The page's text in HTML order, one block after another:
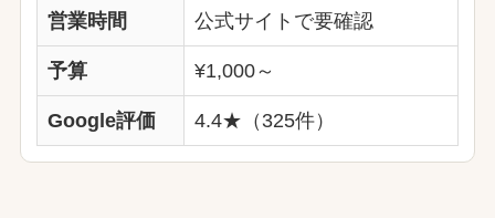
営業時間 公式サイトで要確認
予算 ¥1,000～
Google評価 4.4★（325件）